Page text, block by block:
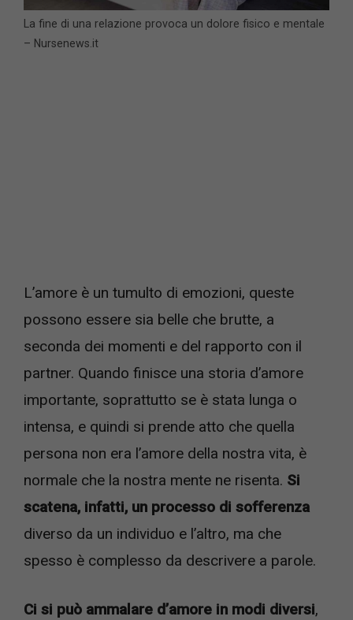
La fine di una relazione provoca un dolore fisico e mentale
– Nursenews.it
L’amore è un tumulto di emozioni, queste
possono essere sia belle che brutte, a
seconda dei momenti e del rapporto con il
partner. Quando finisce una storia d’amore
importante, soprattutto se è stata lunga o
intensa, e quindi si prende atto che quella
persona non era l’amore della nostra vita, è
normale che la nostra mente ne risenta. Si
scatena, infatti, un processo di sofferenza
diverso da un individuo e l’altro, ma che
spesso è complesso da descrivere a parole.
Ci si può ammalare d’amore in modi diversi,